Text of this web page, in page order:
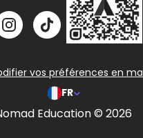
vos préférences en
FR
Education © 2026